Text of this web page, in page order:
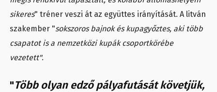
sikeres" tréner veszi át az együttes irányítását. A litván
szakember "sokszoros bajnok és kupagyőztes, aki több
csapatot is a nemzetközi kupák csoportkörébe
vezetett".
"Több olyan edző pályafutását követjük,